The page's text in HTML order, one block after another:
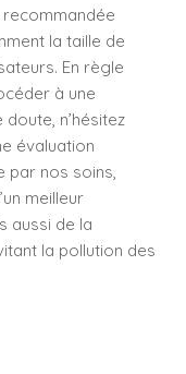
recommandée
la taille de
En règle
à une
n’hésitez
évaluation
par nos soins,
meilleur
aussi de la
la pollution des